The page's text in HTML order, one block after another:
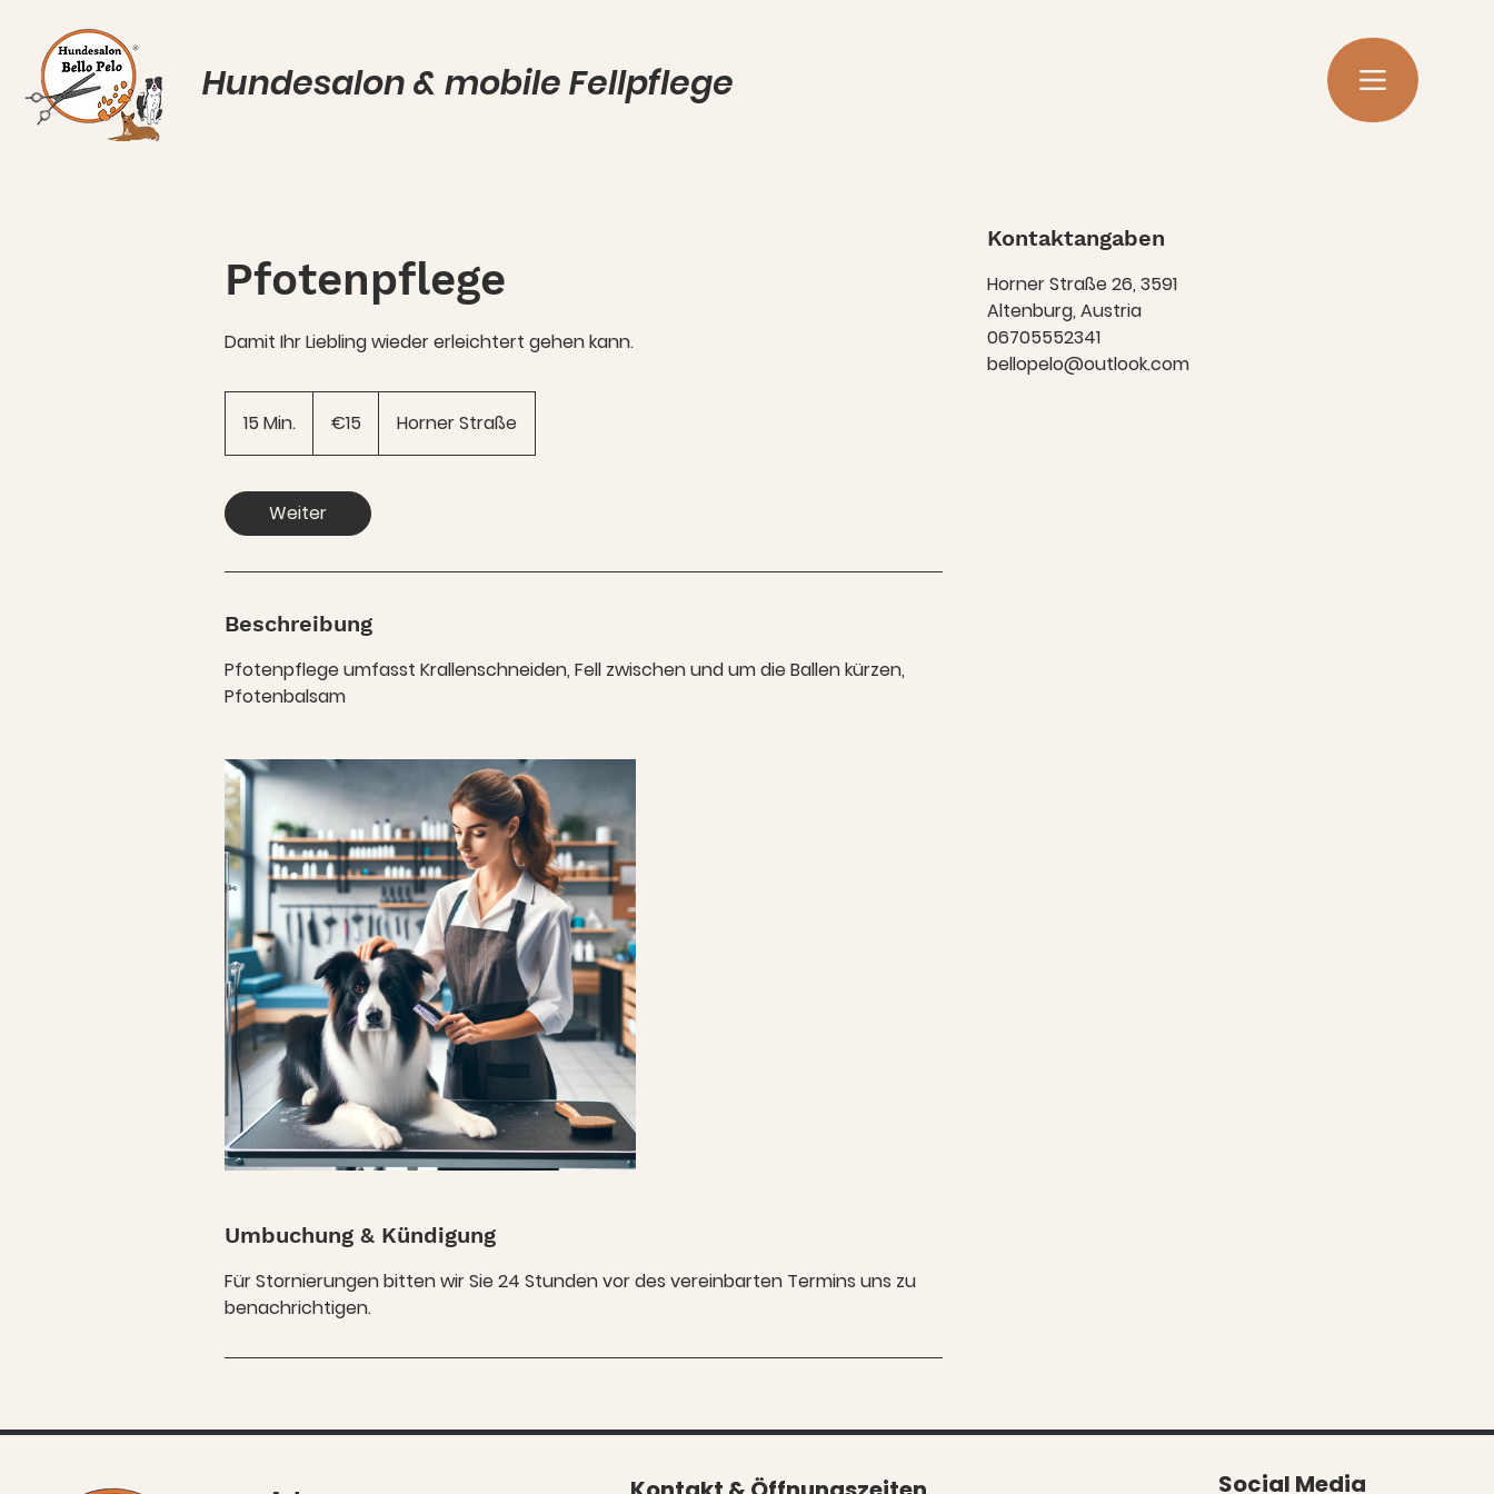
Hundesalon & mobile Fellpflege
Pfotenpflege
Damit Ihr Liebling wieder erleichtert gehen kann.
15 Min.
5
i
n
€15 Horner Straße
Weiter
Beschreibung
Pfotenpflege umfasst Krallenschneiden, Fell zwischen und um die Ballen kürzen,
Pfotenbalsam
Umbuchung & Kündigung
Für Stornierungen bitten wir Sie 24 Stunden vor des vereinbarten Termins uns zu
benachrichtigen.
Kontaktangaben
Horner Straße 26, 3591
Altenburg, Austria
06705552341
bellopelo@outlook.com
Social Media